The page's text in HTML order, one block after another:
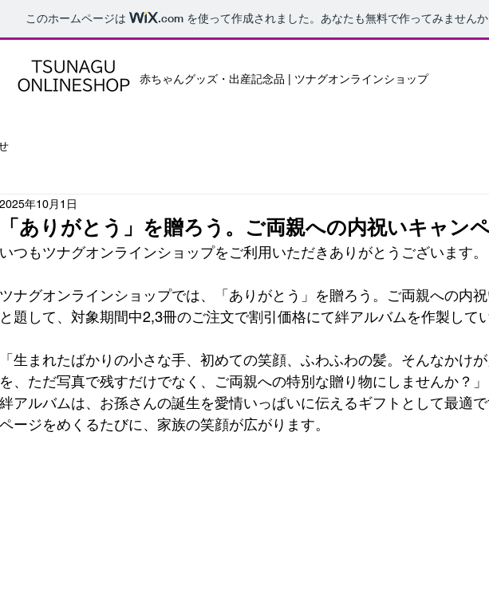
このホームページは .com を使って作成されました。あなたも無料で作ってみませんか
赤ちゃんグッズ・出産記念品 | ツナグオンラインショップ
「ありがとう」を贈ろう。ご両親への内祝いキャン
2025年10月1日
いつもツナグオンラインショップをご利用いただきありがとうございます。
ツナグオンラインショップでは、
「ありがとう」を贈ろう。ご両親への内
と題して、対象期間中2,3冊のご注文で割引価格にて絆アルバムを作製して
「生まれたばかりの小さな手、初めての笑顔、ふわふわの髪。そんなかけ
を、ただ写真で残すだけでなく、ご両親への特別な贈り物にしませんか？」
絆アルバムは、お孫さんの誕生を愛情いっぱいに伝えるギフトとして最適で
ページをめくるたびに、家族の笑顔が広がります。